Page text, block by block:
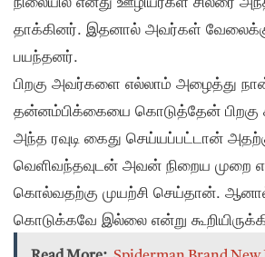
தாக்கினர். இதனால் அவர்கள்
பயந்தனர்.
பிறகு அவர்களை எல்லாம் அழைத்து
தன்னம்பிக்கையை கொடுத்தேன் பிறகு
அந்த ரவுடி கைது செய்யப்பட்டான்
வெளிவந்தவுடன் அவன் நிறைய முறை
கொல்வதற்கு முயற்சி செய்தான்.
கொடுக்கவே இல்லை என்று